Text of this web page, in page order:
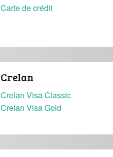
Carte de crédit
Crelan
Crelan Visa Classic
Crelan Visa Gold